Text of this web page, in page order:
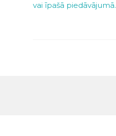
vai īpašā piedāvājumā.